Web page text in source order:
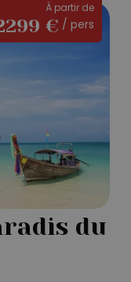
du
À partir de
€ / pers